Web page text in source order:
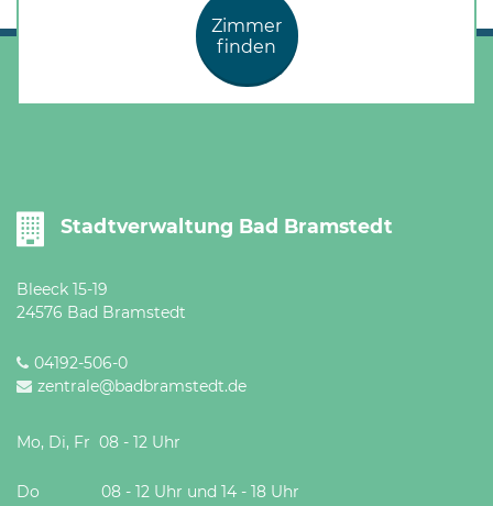
Zimmer
finden
Stadtverwaltung Bad Bramstedt
Bleeck 15-19
24576 Bad Bramstedt
04192-506-0
zentrale@badbramstedt.de
Mo, Di, Fr 08 - 12 Uhr
Do 08 - 12 Uhr und 14 - 18 Uhr